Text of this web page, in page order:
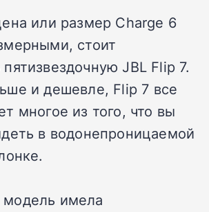
или размер Charge 6
стоит
JBL Flip 7.
и дешевле, Flip 7 все
многое из того, что вы
в водонепроницаемой
имела